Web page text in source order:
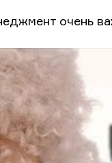
очень